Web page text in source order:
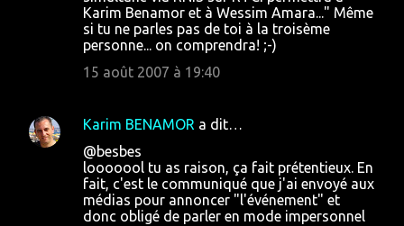
Karim Benamor et à Wessim Amara..." Même
si tu ne parles pas de toi à la troisème
personne... on comprendra! ;-)
15 août 2007 à 19:40
Karim BENAMOR a dit…
@besbes
looooool tu as raison, ça fait prétentieux. En
fait, c'est le communiqué que j'ai envoyé aux
médias pour annoncer "l'événement" et
donc obligé de parler en mode impersonnel